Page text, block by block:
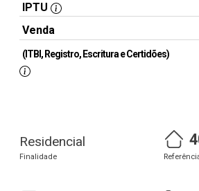
IPTU
Venda
(ITBI, Registro, Escritura e Certidões)
Residencial
Finalidade